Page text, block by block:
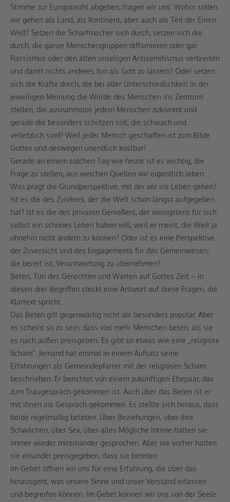
Stimme zur Europawahl abgeben, fragen wir uns: Wohin sollen
wir gehen als Land, als Kontinent, aber auch als Teil der Einen
Welt? Setzen die Scharfmacher sich durch, setzen sich die
durch, die ganze Menschengruppen diffamieren oder gar
Rassismus oder den alten unseligen Antisemitismus verbreiten
und damit nichts anderes tun als Gott zu lästern? Oder setzen
sich die Kräfte durch, die bei aller Unterschiedlichkeit in der
jeweiligen Meinung die Würde des Menschen ins Zentrum
stellen, die ausnahmslos jedem Menschen zukommt und
gerade die besonders schützen soll, die schwach und
verletzlich sind? Weil jeder Mensch geschaffen ist zum Bilde
Gottes und deswegen unendlich kostbar!
Gerade an einem solchen Tag wie heute ist es wichtig, die
Frage zu stellen, aus welchen Quellen wir eigentlich leben.
Was prägt die Grundperspektive, mit der wir ins Leben gehen?
Ist es die des Zynikers, der die Welt schon längst aufgegeben
hat? Ist es die des privaten Genießers, der wenigstens für sich
selbst ein schönes Leben haben will, weil er meint, die Welt ja
ohnehin nicht ändern zu können? Oder ist es eine Perspektive
der Zuversicht und des Engagements für das Gemeinwesen,
die bereit ist, Verantwortung zu übernehmen?
Beten, Tun des Gerechten und Warten auf Gottes Zeit – in
diesen drei Begriffen steckt eine Antwort auf diese Fragen, die
Klartext spricht.
Das Beten gilt gegenwärtig nicht als besonders populär. Aber
es scheint so zu sein, dass viel mehr Menschen beten, als sie
es nach außen preisgeben. Es gibt so etwas wie eine „religiöse
Scham“. Jemand hat einmal in einem Aufsatz seine
Erfahrungen als Gemeindepfarrer mit der religiösen Scham
beschrieben. Er berichtet von einem zukünftigen Ehepaar, das
zum Traugespräch gekommen ist. Auch über das Beten ist er
mit ihnen ins Gespräch gekommen. Es stellte sich heraus, dass
beide regelmäßig beteten. Über Beziehungen, über ihre
Schwächen, über Sex, über alles Mögliche Intime hatten sie
immer wieder miteinander gesprochen. Aber nie vorher hatten
sie einander preisgegeben, dass sie beteten.
Im Gebet öffnen wir uns für eine Erfahrung, die über das
hinausgeht, was unsere Sinne und unser Verstand erfassen
und begreifen können. Im Gebet können wir uns von der Seele